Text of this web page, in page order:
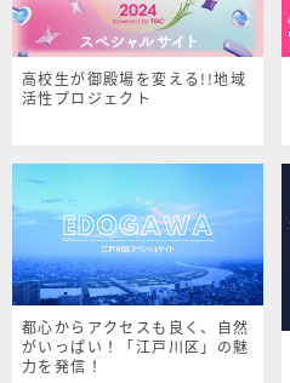
高校生が御殿場を変える!!地域
活性プロジェクト
都心からアクセスも良く、自然
がいっぱい！「江戸川区」の魅
力を発信！